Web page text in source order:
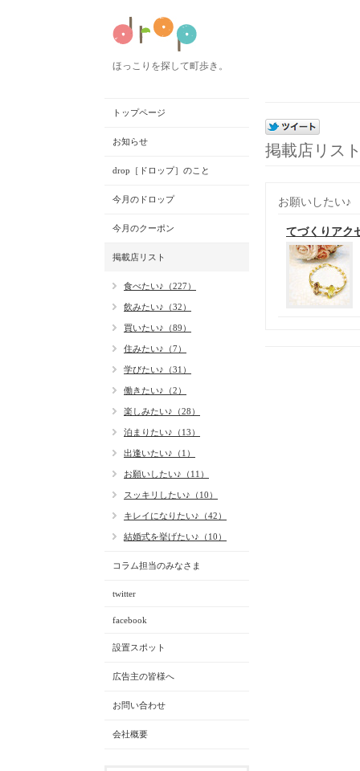
ほっこりを探して町歩き。
掲載店リス
お願いしたい♪
てづくりアク
トップページ
お知らせ
drop［ドロップ］のこと
今月のドロップ
今月のクーポン
掲載店リスト
食べたい♪（227）
飲みたい♪（32）
買いたい♪（89）
住みたい♪（7）
学びたい♪（31）
働きたい♪（2）
楽しみたい♪（28）
泊まりたい♪（13）
出逢いたい♪（1）
お願いしたい♪（11）
スッキリしたい♪（10）
キレイになりたい♪（42）
結婚式を挙げたい♪（10）
コラム担当のみなさま
twitter
facebook
設置スポット
広告主の皆様へ
お問い合わせ
会社概要